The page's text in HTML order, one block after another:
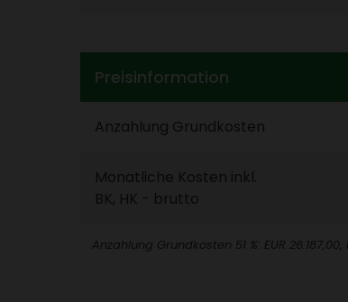
Preis­in­for­ma­tion
Anzah­lung Grund­kosten
Monat­liche Kosten inkl.
BK, HK - brutto
Anzah­lung Grund­kosten 51 %: EUR